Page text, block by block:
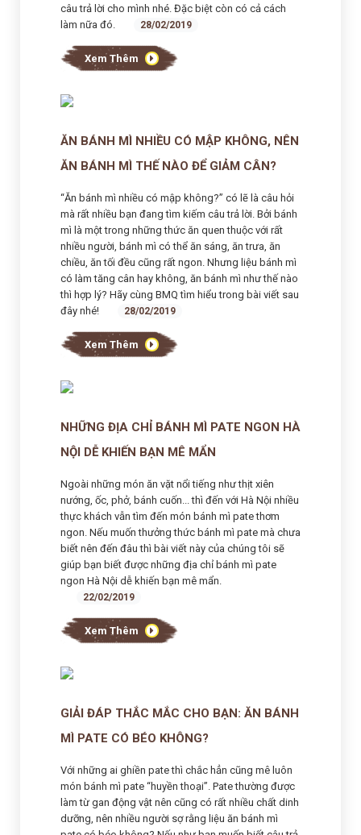
câu trả lời cho mình nhé. Đặc biệt còn có cả cách
làm nữa đó.
28/02/2019
Xem Thêm
ĂN BÁNH MÌ NHIỀU CÓ MẬP KHÔNG, NÊN
ĂN BÁNH MÌ THẾ NÀO ĐỂ GIẢM CÂN?
“Ăn bánh mì nhiều có mập không?” có lẽ là câu hỏi
mà rất nhiều bạn đang tìm kiếm câu trả lời. Bởi bánh
mì là một trong những thức ăn quen thuộc với rất
nhiều người, bánh mì có thể ăn sáng, ăn trưa, ăn
chiều, ăn tối đều cũng rất ngon. Nhưng liệu bánh mì
có làm tăng cân hay không, ăn bánh mì như thế nào
thì hợp lý? Hãy cùng BMQ tìm hiểu trong bài viết sau
đây nhé!
28/02/2019
Xem Thêm
NHỮNG ĐỊA CHỈ BÁNH MÌ PATE NGON HÀ
NỘI DỄ KHIẾN BẠN MÊ MẨN
Ngoài những món ăn vặt nổi tiếng như thịt xiên
nướng, ốc, phở, bánh cuốn... thì đến với Hà Nội nhiều
thực khách vẫn tìm đến món bánh mì pate thơm
ngon. Nếu muốn thưởng thức bánh mì pate mà chưa
biết nên đến đâu thì bài viết này của chúng tôi sẽ
giúp bạn biết được những địa chỉ bánh mì pate
ngon Hà Nội dễ khiến bạn mê mẩn.
22/02/2019
Xem Thêm
GIẢI ĐÁP THẮC MẮC CHO BẠN: ĂN BÁNH
MÌ PATE CÓ BÉO KHÔNG?
Với những ai ghiền pate thì chắc hẳn cũng mê luôn
món bánh mì pate “huyền thoại”. Pate thường được
làm từ gan động vật nên cũng có rất nhiều chất dinh
dưỡng, nên nhiều người sợ rằng liệu ăn bánh mì